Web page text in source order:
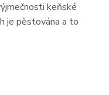
keňské
je pěstována a to